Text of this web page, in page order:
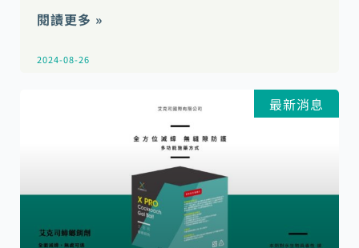
閱讀更多 »
2024-08-26
最新消息